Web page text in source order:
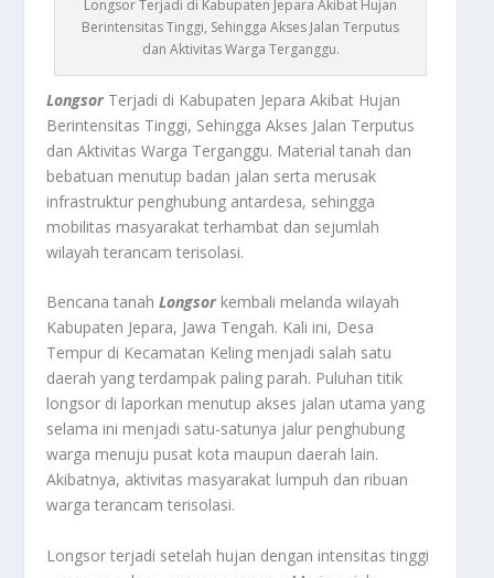
Longsor Terjadi di Kabupaten Jepara Akibat Hujan
Berintensitas Tinggi, Sehingga Akses Jalan Terputus
dan Aktivitas Warga Terganggu.
LongsorTerjadi di Kabupaten Jepara Akibat Hujan
Berintensitas Tinggi, Sehingga Akses Jalan Terputus
dan Aktivitas Warga Terganggu. Material tanah dan
bebatuan menutup badan jalan serta merusak
infrastruktur penghubung antardesa, sehingga
mobilitas masyarakat terhambat dan sejumlah
wilayah terancam terisolasi.
Bencana tanahLongsorkembali melanda wilayah
Kabupaten Jepara, Jawa Tengah. Kali ini, Desa
Tempur di Kecamatan Keling menjadi salah satu
daerah yang terdampak paling parah. Puluhan titik
longsor di laporkan menutup akses jalan utama yang
selama ini menjadi satu-satunya jalur penghubung
warga menuju pusat kota maupun daerah lain.
Akibatnya, aktivitas masyarakat lumpuh dan ribuan
warga terancam terisolasi.
Longsor terjadi setelah hujan dengan intensitas tinggi